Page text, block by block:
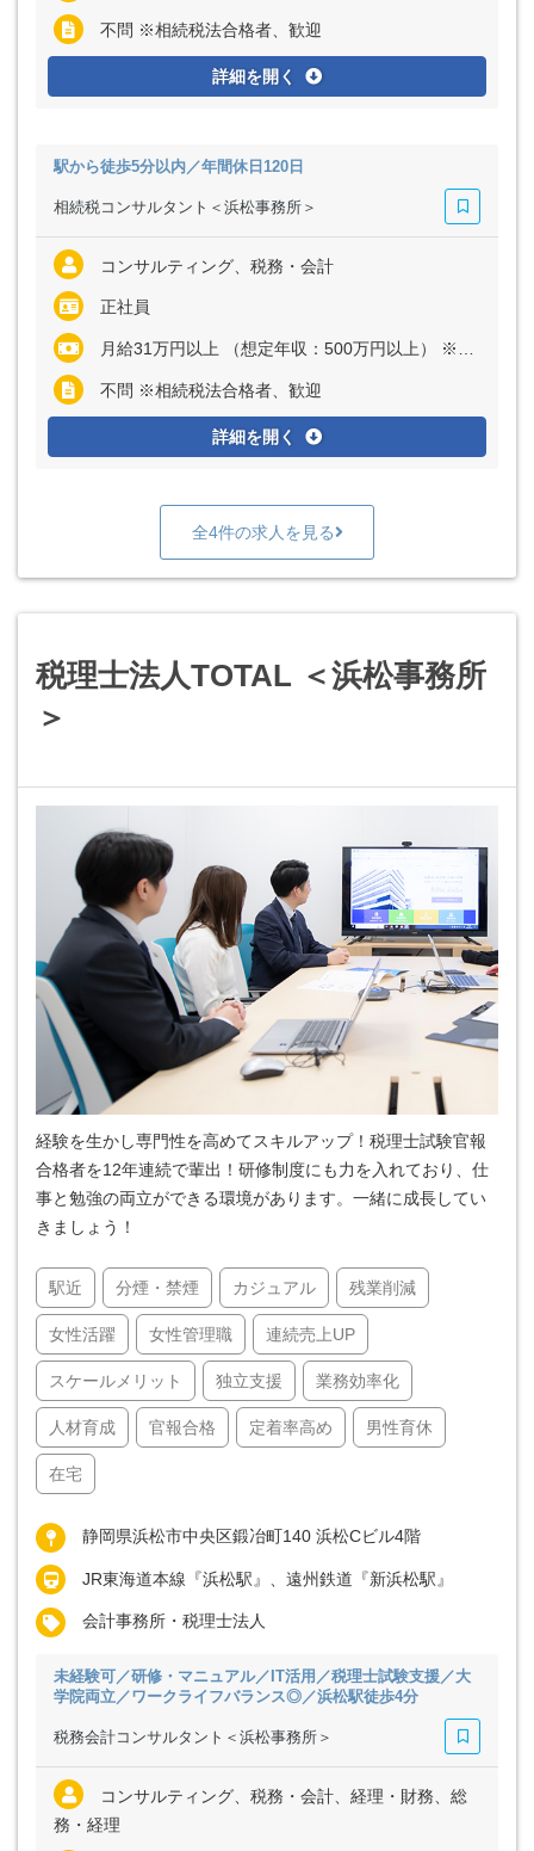
不問 ※相続税法合格者、歓迎
詳細を開く
駅から徒歩5分以内／年間休日120日
相続税コンサルタント＜浜松事務所＞
コンサルティング、税務・会計
正社員
月給31万円以上 （想定年収：500万円以上） ※経験・能力など考慮の上、決定いたします ※上記に固定残業代（月40時間分＝6万2500円以上）を含む ※超過分は別途全額支給
不問 ※相続税法合格者、歓迎
詳細を開く
全4件の求人を見る
税理士法人TOTAL ＜浜松事務所
＞
経験を生かし専門性を高めてスキルアップ！税理士試験官報
合格者を12年連続で輩出！研修制度にも力を入れており、仕
事と勉強の両立ができる環境があります。一緒に成長してい
きましょう！
駅近 分煙・禁煙 カジュアル 残業削減
女性活躍 女性管理職 連続売上UP
スケールメリット 独立支援 業務効率化
人材育成 官報合格 定着率高め 男性育休
在宅
静岡県浜松市中央区鍛冶町140 浜松Cビル4階
JR東海道本線『浜松駅』、遠州鉄道『新浜松駅』
会計事務所・税理士法人
未経験可／研修・マニュアル／IT活用／税理士試験支援／大
学院両立／ワークライフバランス◎／浜松駅徒歩4分
税務会計コンサルタント＜浜松事務所＞
コンサルティング、税務・会計、経理・財務、総
務・経理